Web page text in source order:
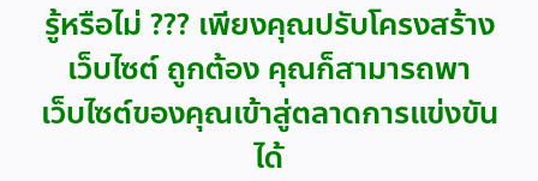
รู้หรือไม่ ??? เพียงคุณปรับโครงสร้าง
เว็บไซต์ ถูกต้อง คุณก็สามารถพา
เว็บไซต์ของคุณเข้าสู่ตลาดการแข่งขัน
ได้